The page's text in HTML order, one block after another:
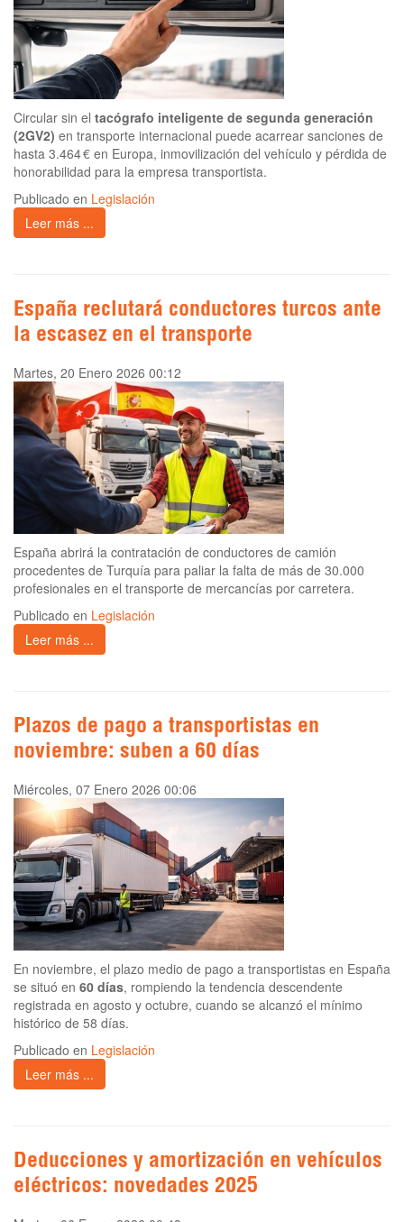
Circular sin el tacógrafo inteligente de segunda generación
(2GV2) en transporte internacional puede acarrear sanciones de
hasta 3.464 € en Europa, inmovilización del vehículo y pérdida de
honorabilidad para la empresa transportista.
Publicado en Legislación
Leer más ...
España reclutará conductores turcos ante
la escasez en el transporte
Martes, 20 Enero 2026 00:12
España abrirá la contratación de conductores de camión
procedentes de Turquía para paliar la falta de más de 30.000
profesionales en el transporte de mercancías por carretera.
Publicado en Legislación
Leer más ...
Plazos de pago a transportistas en
noviembre: suben a 60 días
Miércoles, 07 Enero 2026 00:06
En noviembre, el plazo medio de pago a transportistas en España
se situó en 60 días, rompiendo la tendencia descendente
registrada en agosto y octubre, cuando se alcanzó el mínimo
histórico de 58 días.
Publicado en Legislación
Leer más ...
Deducciones y amortización en vehículos
eléctricos: novedades 2025